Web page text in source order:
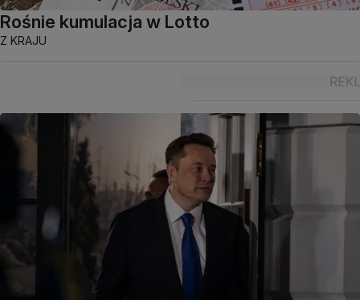
Rośnie kumulacja w Lotto
Z KRAJU